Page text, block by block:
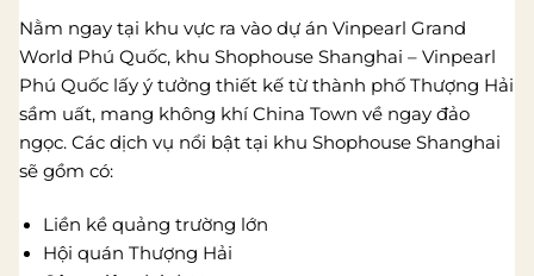
Nằm ngay tại khu vực ra vào dự án Vinpearl Grand
World Phú Quốc, khu Shophouse Shanghai – Vinpearl
Phú Quốc lấy ý tưởng thiết kế từ thành phố Thượng Hải
sầm uất, mang không khí China Town về ngay đảo
ngọc. Các dịch vụ nổi bật tại khu Shophouse Shanghai
sẽ gồm có:
Liền kề quảng trường lớn
Hội quán Thượng Hải